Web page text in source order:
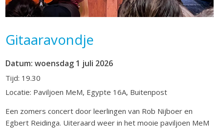
Gitaaravondje
Datum: woensdag 1 juli 2026
Tijd: 19.30
Locatie: Paviljoen MeM, Egypte 16A, Buitenpost
Een zomers concert door leerlingen van Rob Nijboer en
Egbert Reidinga. Uiteraard weer in het mooie paviljoen MeM